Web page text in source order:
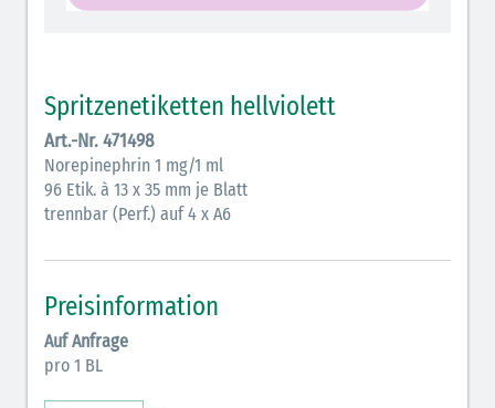
schraffiert)
Anticholinergika (hellgrün)
Cholinergika (hellgrün schraffiert)
Rahmen)
Bronchodilatatoren (blau-braun)
Spritzenetiketten hellviolett
Art.-Nr. 471498
Norepinephrin 1 mg/1 ml
96 Etik. à 13 x 35 mm je Blatt
trennbar (Perf.) auf 4 x A6
Preisinformation
Auf Anfrage
pro 1 BL